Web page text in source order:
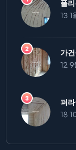
폴
13 1
가
12
퍼
18